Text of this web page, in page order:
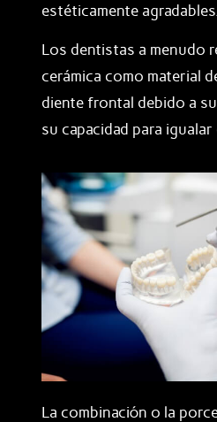
estéticamente agradables.
Los dentistas a menudo
cerámica como material
diente frontal debido a
su capacidad para igualar
La combinación o la